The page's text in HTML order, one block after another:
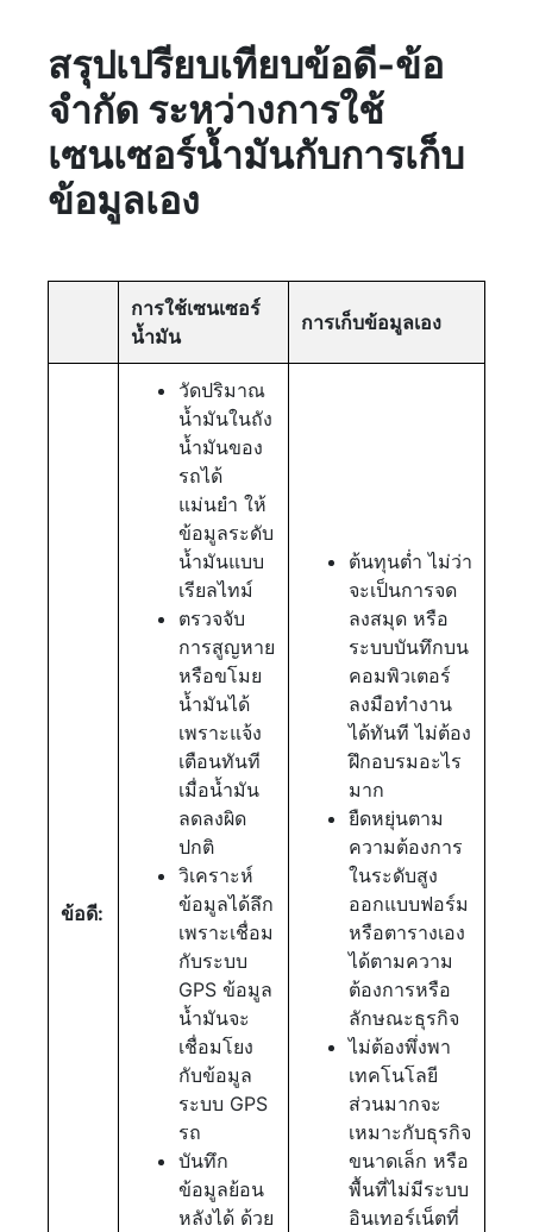
สรุปเปรียบเทียบข้อดี-ข้อ
จำกัด ระหว่างการใช้
เซนเซอร์น้ำมันกับการเก็บ
ข้อมูลเอง
การใช้เซนเซอร์
น้ำมัน
การเก็บข้อมูลเอง
ข้อดี:
วัดปริมาณ
น้ำมันในถัง
น้ำมันของ
รถได้
แม่นยำ ให้
ข้อมูลระดับ
น้ำมันแบบ
เรียลไทม์
ตรวจจับ
การสูญหาย
หรือขโมย
น้ำมันได้
เพราะแจ้ง
เตือนทันที
เมื่อน้ำมัน
ลดลงผิด
ปกติ
วิเคราะห์
ข้อมูลได้ลึก
เพราะเชื่อม
กับระบบ
GPS ข้อมูล
น้ำมันจะ
เชื่อมโยง
กับข้อมูล
ระบบ GPS
รถ
บันทึก
ข้อมูลย้อน
หลังได้ ด้วย
ต้นทุนต่ำ ไม่ว่า
จะเป็นการจด
ลงสมุด หรือ
ระบบบันทึกบน
คอมพิวเตอร์
ลงมือทำงาน
ได้ทันที ไม่ต้อง
ฝึกอบรมอะไร
มาก
ยืดหยุ่นตาม
ความต้องการ
ในระดับสูง
ออกแบบฟอร์ม
หรือตารางเอง
ได้ตามความ
ต้องการหรือ
ลักษณะธุรกิจ
ไม่ต้องพึ่งพา
เทคโนโลยี
ส่วนมากจะ
เหมาะกับธุรกิจ
ขนาดเล็ก หรือ
พื้นที่ไม่มีระบบ
อินเทอร์เน็ตที่